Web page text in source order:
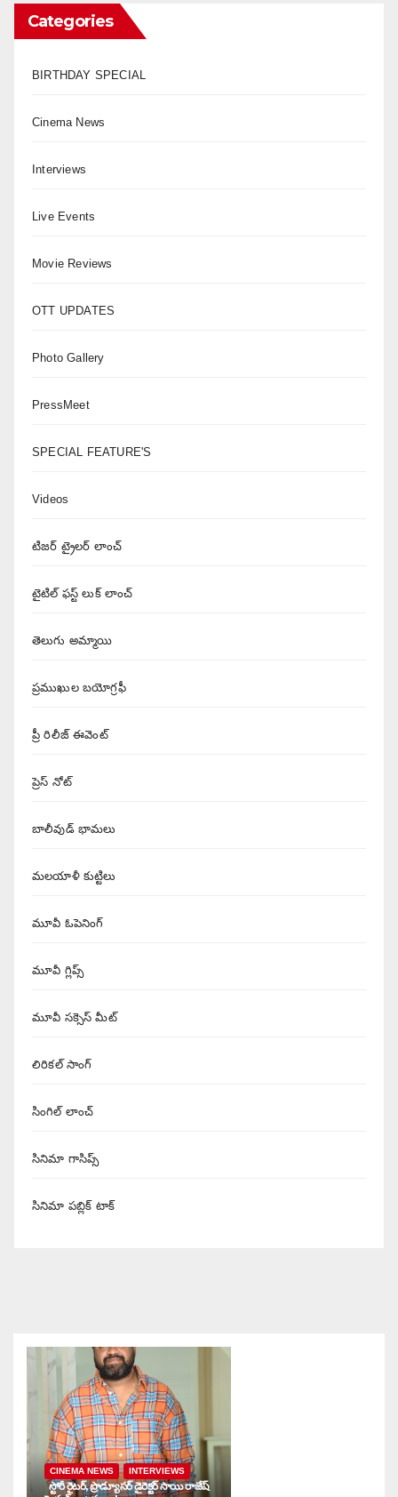
Categories
BIRTHDAY SPECIAL
Cinema News
Interviews
Live Events
Movie Reviews
OTT UPDATES
Photo Gallery
PressMeet
SPECIAL FEATURE'S
Videos
టిజర్ ట్రైలర్ లాంచ్
టైటిల్ ఫస్ట్ లుక్ లాంచ్
తెలుగు అమ్మాయి
ప్రముఖుల బయోగ్రఫీ
ప్రీ రిలీజ్ ఈవెంట్
ప్రెస్ నోట్
బాలీవుడ్ భామలు
మలయాళీ కుట్టిలు
మూవీ ఓపెనింగ్
మూవీ గ్లిప్స్
మూవీ సక్సెస్ మీట్
లిరికల్ సాంగ్
సింగిల్ లాంచ్
సినిమా గాసిప్స్
సినిమా పబ్లిక్ టాక్
CINEMA NEWS INTERVIEWS
స్టోరీ రైటర్, ప్రొడ్యూసర్ డైరెక్టర్ సాయి రాజేష్